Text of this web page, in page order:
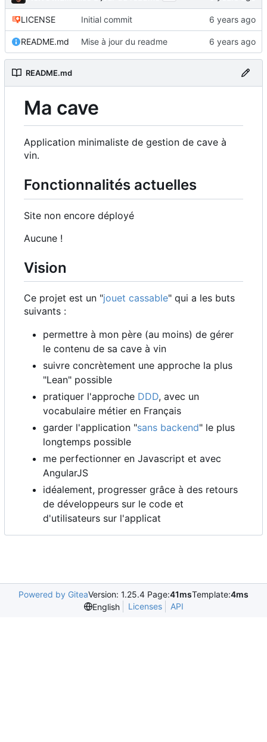
LICENSE Initial commit
README.md Mise à jour du readme
README.md
Ma cave
Application minimaliste de gestion de cave à
vin.
Fonctionnalités actuelles
Site non encore déployé
Aucune !
Vision
Ce projet est un "jouet cassable" qui a les buts
suivants :
permettre à mon père (au moins) de gérer
le contenu de sa cave à vin
suivre concrètement une approche la plus
"Lean" possible
pratiquer l'approche DDD, avec un
vocabulaire métier en Français
garder l'application "sans backend" le plus
longtemps possible
me perfectionner en Javascript et avec
AngularJS
idéalement, progresser grâce à des retours
de développeurs sur le code et
d'utilisateurs sur l'applicat
Powered by GiteaVersion: 1.25.4 Page:41msTemplate:4ms
English
Licenses API